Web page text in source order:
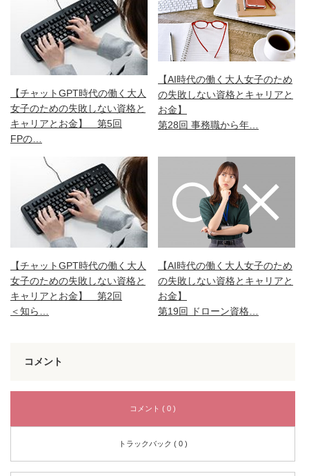
【チャットGPT時代の働く大人
女子のための失敗しない資格と
キャリアとお金】 第5回
FPの…
【AI時代の働く大人女子のため
の失敗しない資格とキャリアと
お金】
第28回 事務職から年…
【チャットGPT時代の働く大人
女子のための失敗しない資格と
キャリアとお金】 第2回
＜知ら…
【AI時代の働く大人女子のため
の失敗しない資格とキャリアと
お金】
第19回 ドローン資格…
コメント
コメント ( 0 )
トラックバック ( 0 )